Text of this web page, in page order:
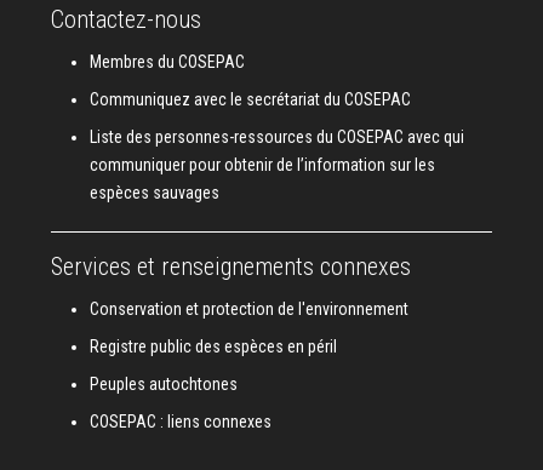
Contactez-nous
Membres du COSEPAC
Communiquez avec le secrétariat du COSEPAC
Liste des personnes-ressources du COSEPAC avec qui
communiquer pour obtenir de l’information sur les
espèces sauvages
Services et renseignements connexes
Conservation et protection de l'environnement
Registre public des espèces en péril
Peuples autochtones
COSEPAC : liens connexes